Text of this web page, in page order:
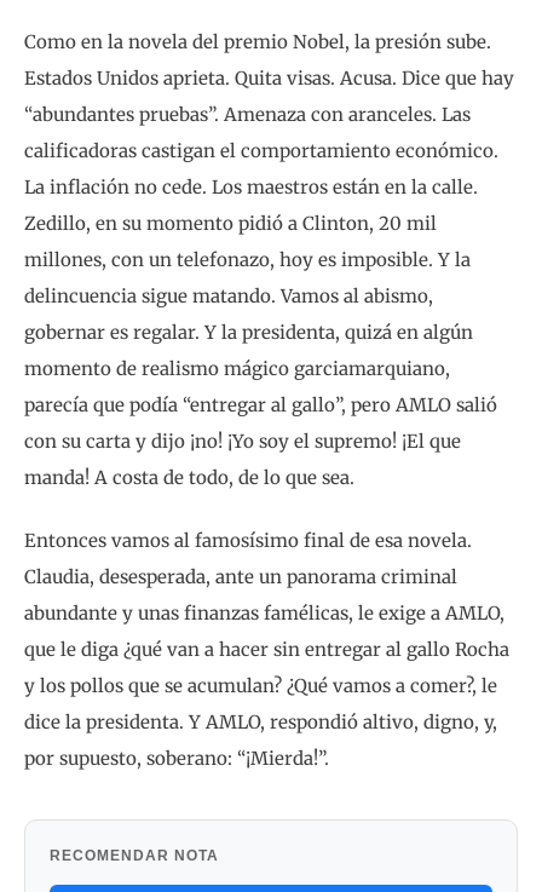
Como en la novela del premio Nobel, la presión sube.
Estados Unidos aprieta. Quita visas. Acusa. Dice que hay
“abundantes pruebas”. Amenaza con aranceles. Las
calificadoras castigan el comportamiento económico.
La inflación no cede. Los maestros están en la calle.
Zedillo, en su momento pidió a Clinton, 20 mil
millones, con un telefonazo, hoy es imposible. Y la
delincuencia sigue matando. Vamos al abismo,
gobernar es regalar. Y la presidenta, quizá en algún
momento de realismo mágico garciamarquiano,
parecía que podía “entregar al gallo”, pero AMLO salió
con su carta y dijo ¡no! ¡Yo soy el supremo! ¡El que
manda! A costa de todo, de lo que sea.
Entonces vamos al famosísimo final de esa novela.
Claudia, desesperada, ante un panorama criminal
abundante y unas finanzas famélicas, le exige a AMLO,
que le diga ¿qué van a hacer sin entregar al gallo Rocha
y los pollos que se acumulan? ¿Qué vamos a comer?, le
dice la presidenta. Y AMLO, respondió altivo, digno, y,
por supuesto, soberano: “¡Mierda!”.
RECOMENDAR NOTA